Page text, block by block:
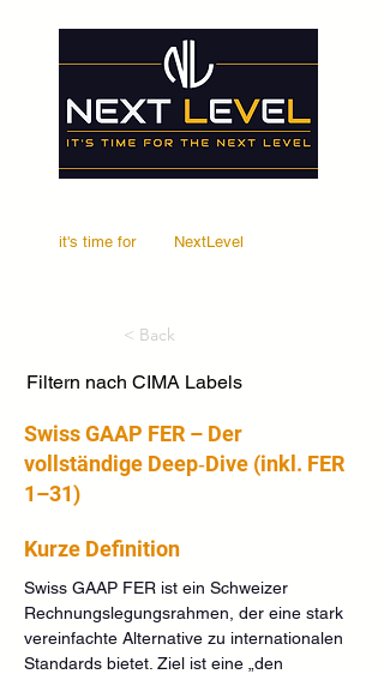
it's time for NextLevel
< Back
Filtern nach CIMA Labels
Swiss GAAP FER – Der
vollständige Deep‑Dive (inkl. FER
1–31)
Kurze Definition
Swiss GAAP FER ist ein Schweizer
Rechnungslegungsrahmen, der eine stark
vereinfachte Alternative zu internationalen
Standards bietet. Ziel ist eine „den